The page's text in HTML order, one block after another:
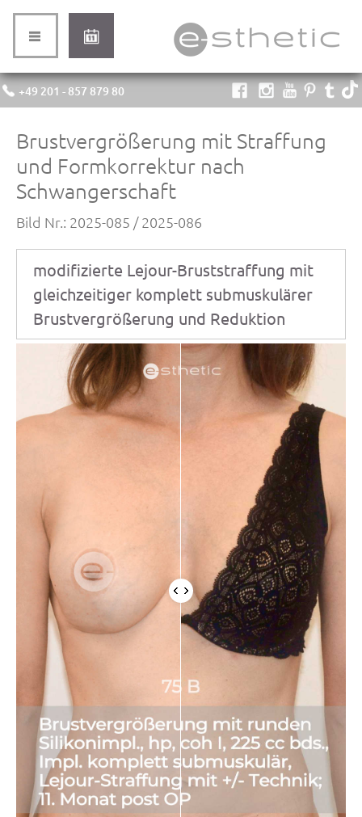
+49 201 - 857 879 80
Brustvergrößerung mit Straffung
und Formkorrektur nach
Schwangerschaft
Bild Nr.: 2025-085 / 2025-086
modifizierte Lejour-Bruststraffung mit
gleichzeitiger komplett submuskulärer
Brustvergrößerung und Reduktion